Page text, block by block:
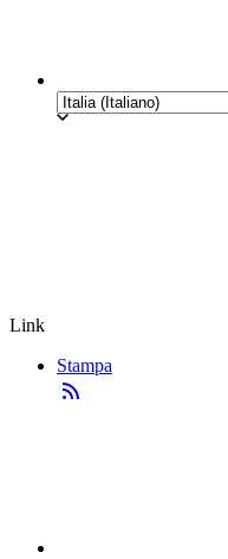
Link
Stampa